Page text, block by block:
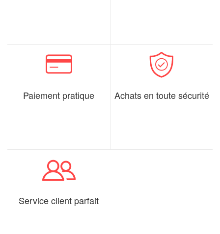
Paiement pratique Achats en toute sécurité
Service client parfait